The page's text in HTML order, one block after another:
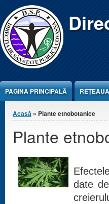
Jump to Content
PAGINA PRINCIPALĂ
Eşti aici
Acasă » Plante etnobotanice
Plante
date